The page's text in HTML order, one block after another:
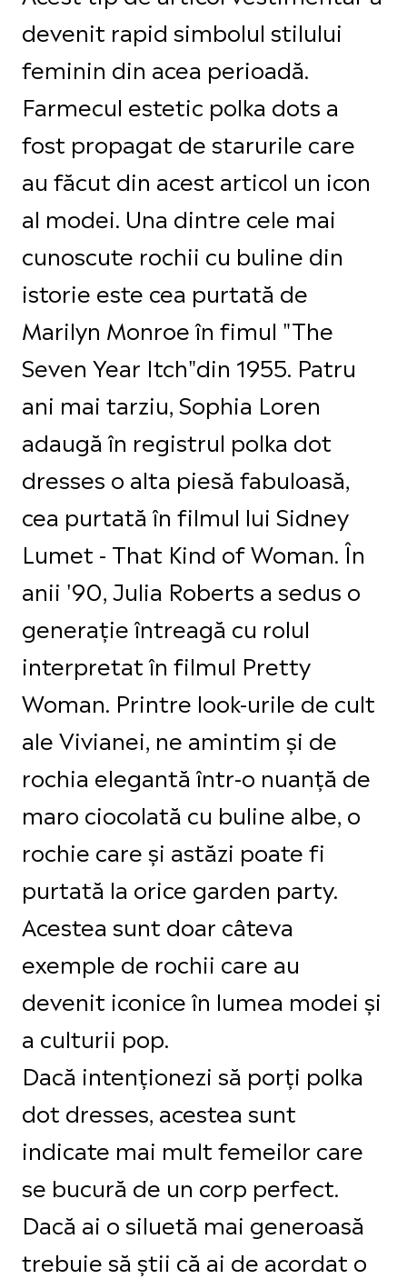
devenit rapid simbolul stilului
feminin din acea perioadă.
Farmecul estetic polka dots a
fost propagat de starurile care
au făcut din acest articol un icon
al modei. Una dintre cele mai
cunoscute rochii cu buline din
istorie este cea purtată de
Marilyn Monroe în fimul "The
Seven Year Itch"din 1955. Patru
ani mai tarziu, Sophia Loren
adaugă în registrul polka dot
dresses o alta piesă fabuloasă,
cea purtată în filmul lui Sidney
Lumet - That Kind of Woman. În
anii '90, Julia Roberts a sedus o
generație întreagă cu rolul
interpretat în filmul Pretty
Woman. Printre look-urile de cult
ale Vivianei, ne amintim și de
rochia elegantă într-o nuanță de
maro ciocolată cu buline albe, o
rochie care și astăzi poate fi
purtată la orice garden party.
Acestea sunt doar câteva
exemple de rochii care au
devenit iconice în lumea modei și
a culturii pop.
Dacă intenționezi să porți polka
dot dresses, acestea sunt
indicate mai mult femeilor care
se bucură de un corp perfect.
Dacă ai o siluetă mai generoasă
trebuie să știi că ai de acordat o